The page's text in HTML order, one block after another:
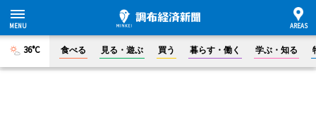
36°C 食べる 見る・遊ぶ 買う 暮らす・働く 学ぶ・知る